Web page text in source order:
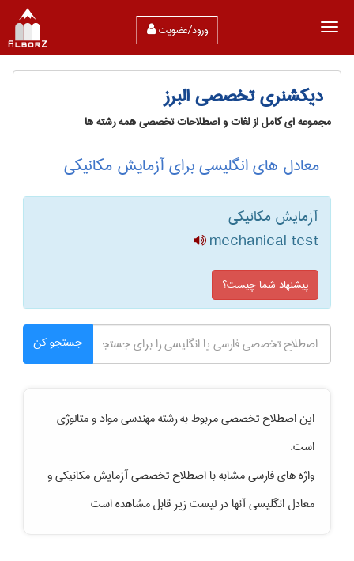
ورود/عضویت
دیکشنری تخصصی البرز
مجموعه ای کامل از لغات و اصطلاحات تخصصی همه رشته ها
معادل های انگلیسی برای آزمایش مکانیکی
آزمایش مکانیکی
mechanical test
پیشنهاد شما چیست؟
جستجو کن
این اصطلاح تخصصی مربوط به رشتهمهندسی مواد و متالوژی
است.
واژه های فارسی مشابه با اصطلاح تخصصیآزمایش مکانیکیو
معادل انگلیسی آنها در لیست زیر قابل مشاهده است